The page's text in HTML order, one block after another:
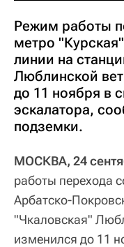
Режим работы
метро
линии на
Люблинской
до 11 ноября в
эскалатора,
подземки.
МОСКВА, 24
работы перехода
Арбатско-
"Чкаловская"
изменился до 11